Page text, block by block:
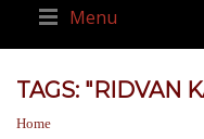
Menu
TAGS: "RIDVAN
Home